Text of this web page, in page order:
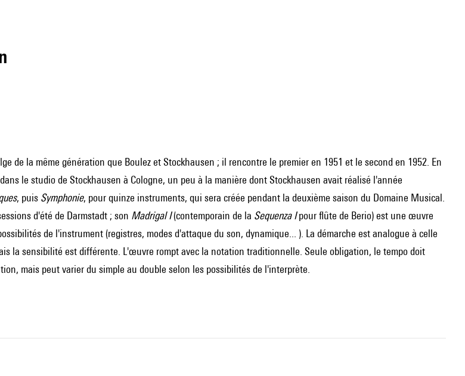
de la même génération que Boulez et Stockhausen ; il rencontre le premier en 1951 et le second en 1952. En
le studio de Stockhausen à Cologne, un peu à la manière dont Stockhausen avait réalisé l'année
, puis Symphonie, pour quinze instruments, qui sera créée pendant la deuxième saison du Domaine Musical.
d'été de Darmstadt ; son Madrigal I(contemporain de la Sequenza Ipour flûte de Berio) est une œuvre
de l'instrument (registres, modes d'attaque du son, dynamique... ). La démarche est analogue à celle
la sensibilité est différente. L'œuvre rompt avec la notation traditionnelle. Seule obligation, le tempo doit
mais peut varier du simple au double selon les possibilités de l'interprète.